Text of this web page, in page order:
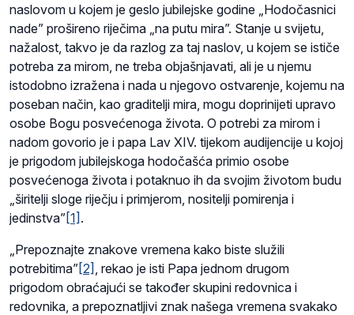
naslovom u kojem je geslo jubilejske godine „Hodočasnici
nade” prošireno riječima „na putu mira”. Stanje u svijetu,
nažalost, takvo je da razlog za taj naslov, u kojem se ističe
potreba za mirom, ne treba objašnjavati, ali je u njemu
istodobno izražena i nada u njegovo ostvarenje, kojemu na
poseban način, kao graditelji mira, mogu doprinijeti upravo
osobe Bogu posvećenoga života. O potrebi za mirom i
nadom govorio je i papa Lav XIV. tijekom audijencije u kojoj
je prigodom jubilejskoga hodočašća primio osobe
posvećenoga života i potaknuo ih da svojim životom budu
„širitelji sloge riječju i primjerom, nositelji pomirenja i
jedinstva”[1] .
„Prepoznajte znakove vremena kako biste služili
potrebitima”[2] , rekao je isti Papa jednom drugom
prigodom obraćajući se također skupini redovnica i
redovnika, a prepoznatljivi znak našega vremena svakako